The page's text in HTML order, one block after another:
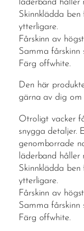
läderband håller
Skinnklädda
ytterligare.
Fårskinn av
Samma fårskinn
Färg offwhite.
Den här
gärna av dig
Otroligt vacker
snygga detaljer.
genomborrade
läderband håller
Skinnklädda
ytterligare.
Fårskinn av
Samma fårskinn
Färg offwhite.